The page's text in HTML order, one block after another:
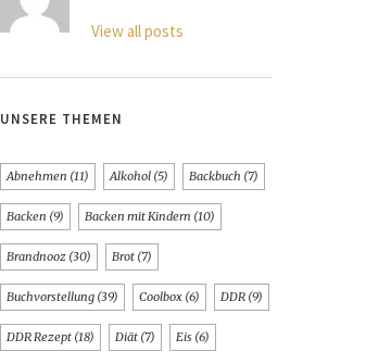
View all posts
UNSERE THEMEN
Abnehmen (11) Alkohol (5) Backbuch (7)
Backen (9) Backen mit Kindern (10)
Brandnooz (30) Brot (7)
Buchvorstellung (39) Coolbox (6) DDR (9)
DDR Rezept (18) Diät (7) Eis (6)